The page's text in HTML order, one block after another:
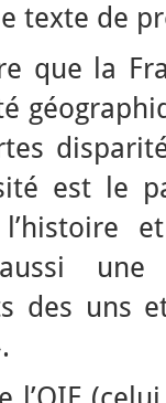
texte de
que la
est le
l’histoire
des uns